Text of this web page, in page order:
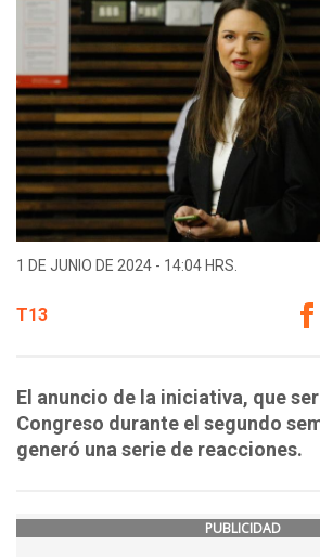
1 DE JUNIO DE 2024 - 14:04 HRS.
T13
El anuncio de la iniciativa, que
Congreso durante el segundo
generó una serie de reacciones.
PUBLICIDAD